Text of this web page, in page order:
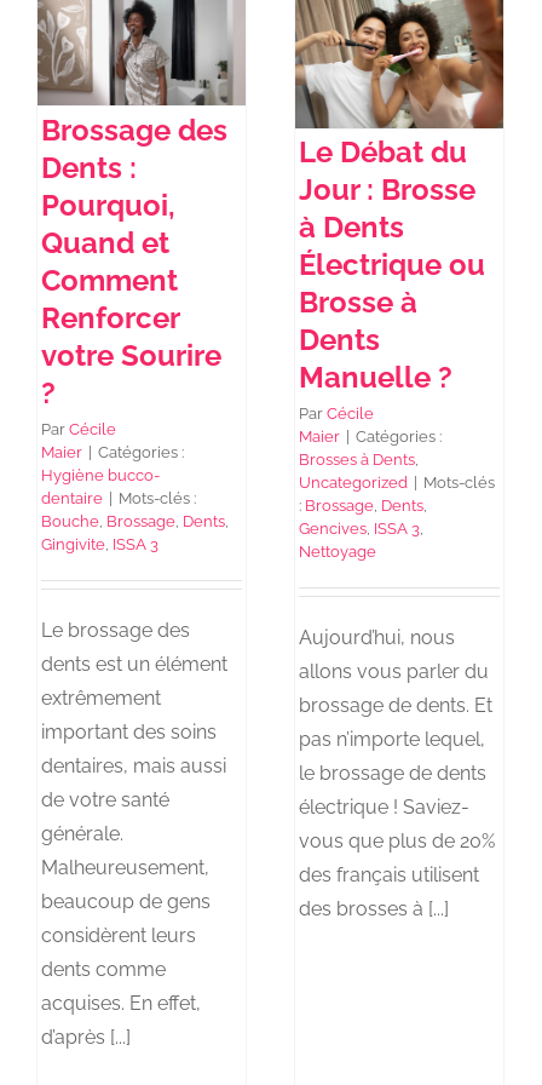
NEWS DE FOREO
SKINCARE
SANTÉ & BIEN-ÊTRE
BEAUTÉ
À PROPOS
CONTACT
Brossage des
Dents :
Pourquoi,
Quand et
Comment
Renforcer
votre Sourire
?
ParCécile
Maier
Catégories :
Hygiène bucco-
dentaire
Mots-clés :
Bouche Brossage Dents
Gingivite ISSA 3
Le brossage des
dents est un élément
extrêmement
important des soins
dentaires, mais aussi
de votre santé
générale.
Malheureusement,
beaucoup de gens
considèrent leurs
dents comme
acquises. En effet,
d’après [...]
Le Débat du
Jour : Brosse
à Dents
Électrique ou
Brosse à
Dents
Manuelle ?
ParCécile
Maier
Catégories :
Brosses à Dents
Uncategorized
Mots-clés
: Brossage Dents
Gencives ISSA 3
Nettoyage
Aujourd’hui, nous
allons vous parler du
brossage de dents. Et
pas n’importe lequel,
le brossage de dents
électrique ! Saviez-
vous que plus de 20%
des français utilisent
des brosses à [...]